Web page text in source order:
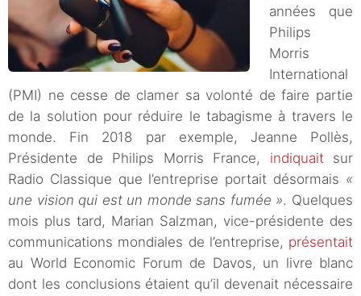
années que
Philips
Morris
International
(PMI) ne cesse de clamer sa volonté de faire partie
de la solution pour réduire le tabagisme à travers le
monde. Fin 2018 par exemple, Jeanne Pollès,
Présidente de Philips Morris France, indiquaitsur
Radio Classique que l’entreprise portait désormais «
une vision qui est un monde sans fumée ». Quelques
mois plus tard, Marian Salzman, vice-présidente des
communications mondiales de l’entreprise, présentait
au World Economic Forum de Davos, un livre blanc
dont les conclusions étaient qu’il devenait nécessaire